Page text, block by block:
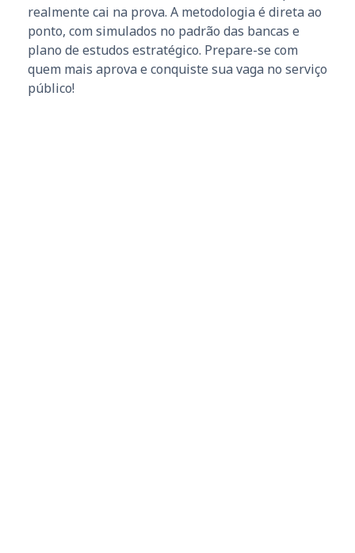
realmente cai na prova. A metodologia é direta ao
ponto, com simulados no padrão das bancas e
plano de estudos estratégico. Prepare-se com
quem mais aprova e conquiste sua vaga no serviço
público!